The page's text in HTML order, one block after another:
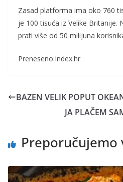
Zasad platforma ima oko 760
je 100 tisuća iz Velike Britanije.
prati više od 50 milijuna
Preneseno:Index.hr
BAZEN VELIK POPUT
JA PLAČEM
Preporučujemo